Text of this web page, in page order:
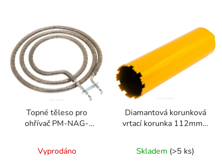
Topné těleso pro
ohřívač PM-NAG-
Vyprodáno
Diamantová korunková
vrtací korunka 112mm x
mokro
Skladem (>5 ks)